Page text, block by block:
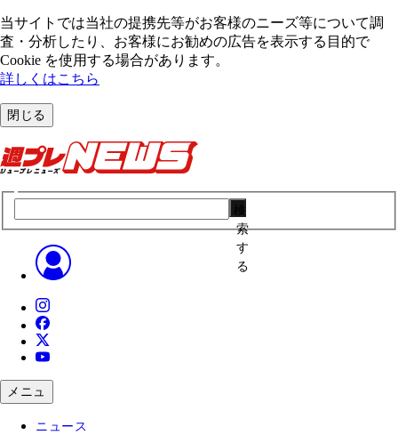
当サイトでは当社の提携先等がお客様のニーズ等について調
査・分析したり、お客様にお勧めの広告を表⽰する⽬的で
Cookie を使⽤する場合があります。
詳しくはこちら
閉じる
索
す
る
メニュ
ニュース